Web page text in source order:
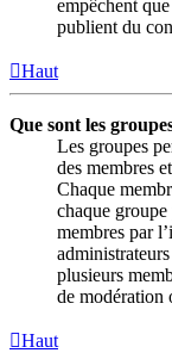
empêchent
publient du
Haut
Que sont les
Les groupes
des membres
Chaque
chaque
membres par
plusieurs
de modération
Haut